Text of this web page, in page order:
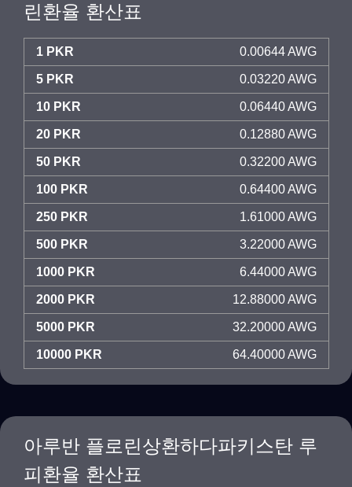
린환율 환산표
1 PKR 0.00644 AWG
5 PKR 0.03220 AWG
10 PKR 0.06440 AWG
20 PKR 0.12880 AWG
50 PKR 0.32200 AWG
100 PKR 0.64400 AWG
250 PKR 1.61000 AWG
500 PKR 3.22000 AWG
1000 PKR 6.44000 AWG
2000 PKR 12.88000 AWG
5000 PKR 32.20000 AWG
10000 PKR 64.40000 AWG
아루반 플로린상환하다파키스탄 루
피환율 환산표